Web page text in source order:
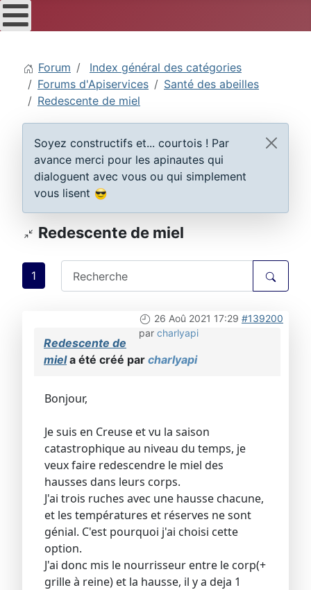
Forum
Index général des catégories
Forums d'Apiservices
Santé des abeilles
Redescente de miel
Soyez constructifs et... courtois ! Par
avance merci pour les apinautes qui
dialoguent avec vous ou qui simplement
vous lisent
Redescente de miel
1
26 Aoû 2021 17:29 #139200
par charlyapi
Redescente de
miela été créé par charlyapi
Bonjour,
Je suis en Creuse et vu la saison
catastrophique au niveau du temps, je
veux faire redescendre le miel des
hausses dans leurs corps.
J'ai trois ruches avec une hausse chacune,
et les températures et réserves ne sont
génial. C'est pourquoi j'ai choisi cette
option.
J'ai donc mis le nourrisseur entre le corp(+
grille à reine) et la hausse, il y a deja 1